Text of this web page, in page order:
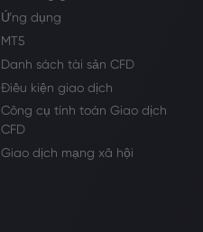
Ứng dụng
MT5
Danh sách tài sản CFD
Điều kiện giao dịch
Công cụ tính toán Giao dịch
CFD
Giao dịch mạng xã hội